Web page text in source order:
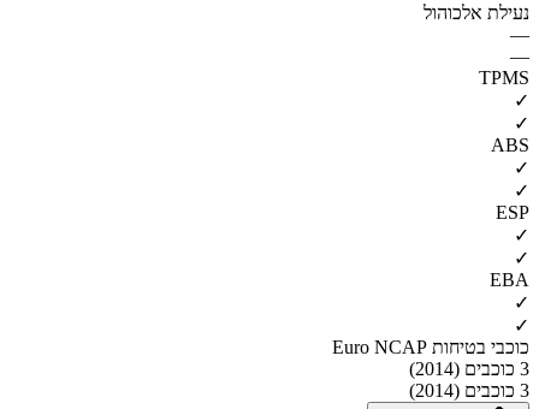
נעילת אלכוהול
—
—
TPMS
✓
✓
ABS
✓
✓
ESP
✓
✓
EBA
✓
✓
כוכבי בטיחות Euro NCAP
3 כוכבים (2014)
3 כוכבים (2014)